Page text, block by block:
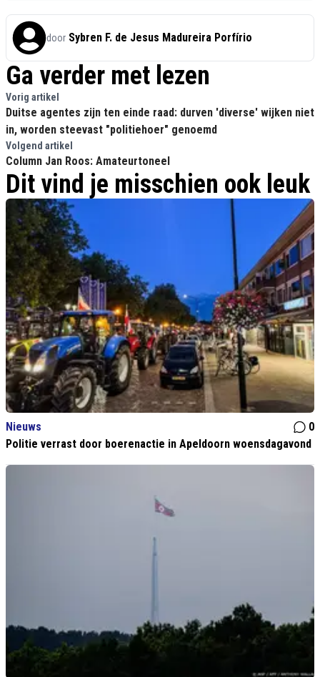
door Sybren F. de Jesus Madureira Porfírio
Ga verder met lezen
Vorig artikel
Duitse agentes zijn ten einde raad: durven 'diverse' wijken niet
in, worden steevast "politiehoer" genoemd
Volgend artikel
Column Jan Roos: Amateurtoneel
Dit vind je misschien ook leuk
Nieuws
0
Politie verrast door boerenactie in Apeldoorn woensdagavond